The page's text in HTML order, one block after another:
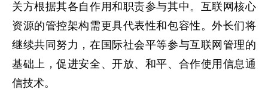
关方根据其各自作用和职责参与其中。互联网核心
资源的管控架构需更具代表性和包容性。外长们将
继续共同努力，在国际社会平等参与互联网管理的
基础上，促进安全、开放、和平、合作使用信息通
信技术。